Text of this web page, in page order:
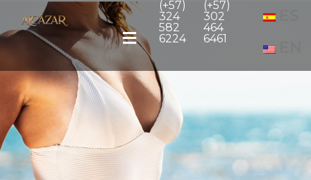
(+57)
324
582
6224
(+57)
302
464
6461